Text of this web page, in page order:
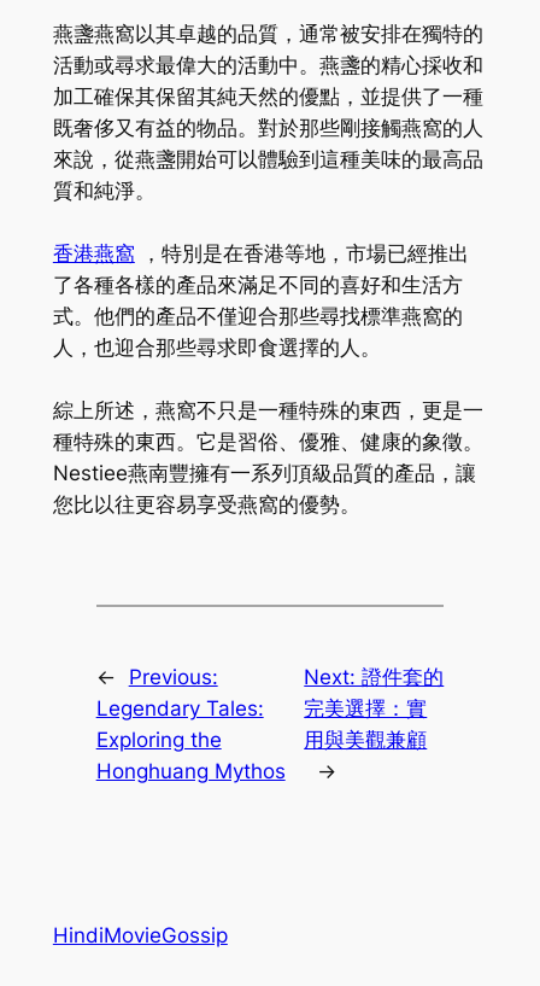
燕盞燕窩以其卓越的品質，通常被安排在獨特的
活動或尋求最偉大的活動中。燕盞的精心採收和
加工確保其保留其純天然的優點，並提供了一種
既奢侈又有益的物品。對於那些剛接觸燕窩的人
來說，從燕盞開始可以體驗到這種美味的最高品
質和純淨。
香港燕窩 ，特別是在香港等地，市場已經推出
了各種各樣的產品來滿足不同的喜好和生活方
式。他們的產品不僅迎合那些尋找標準燕窩的
人，也迎合那些尋求即食選擇的人。
綜上所述，燕窩不只是一種特殊的東西，更是一
種特殊的東西。它是習俗、優雅、健康的象徵。
Nestiee燕南豐擁有一系列頂級品質的產品，讓
您比以往更容易享受燕窩的優勢。
←
Previous:
Legendary Tales:
Exploring the
Honghuang Mythos
Next:證件套的
完美選擇：實
用與美觀兼顧
→
HindiMovieGossip